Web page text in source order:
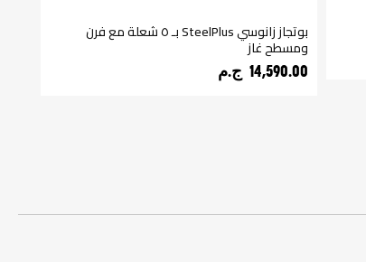
بوتجاز زانوسي SteelPlus بـ ٥ شعلة مع فرن
ومسطح غاز
14,590.00 ج.م‏